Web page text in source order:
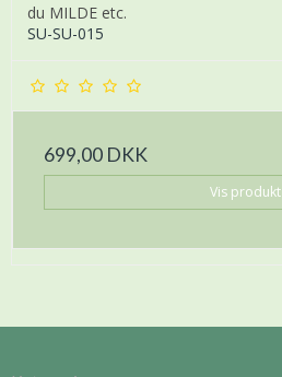
du MILDE etc.
SU-SU-015
699,00 DKK
Vis produkt